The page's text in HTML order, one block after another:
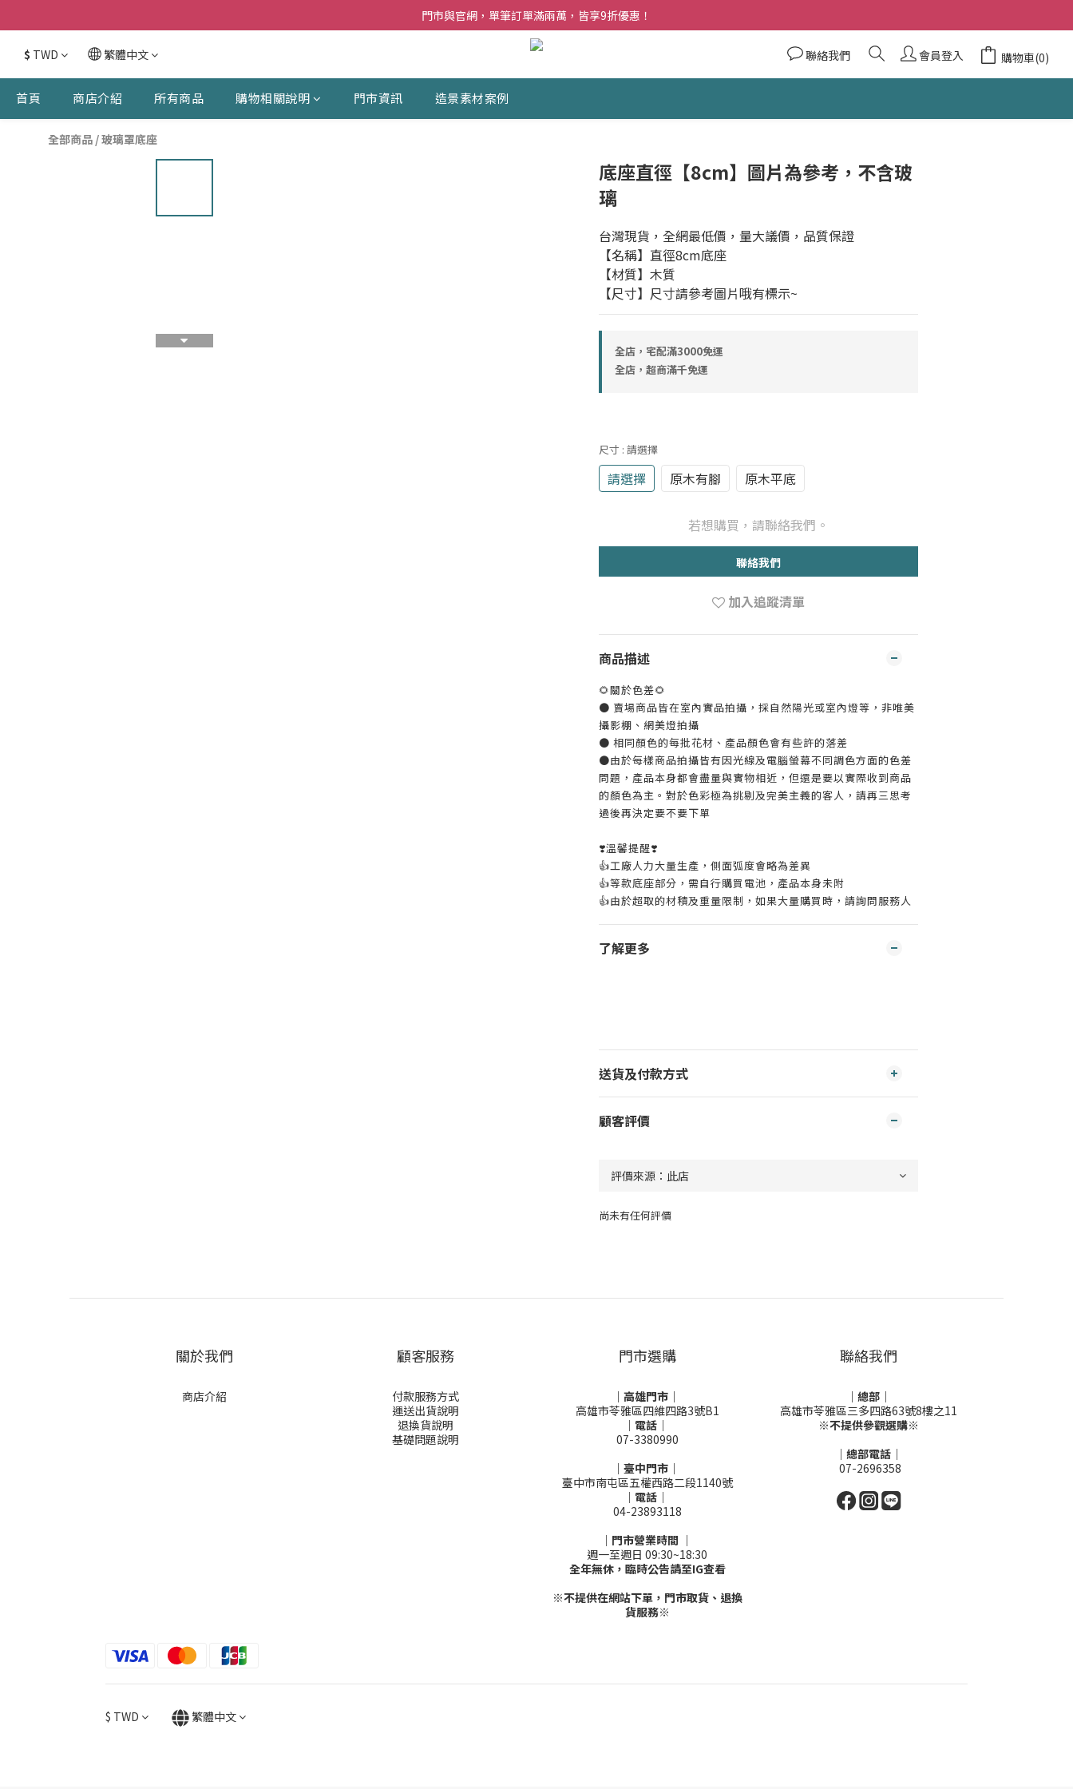
夏日購花福利．消費不限金額【贈】乾燥玫瑰乙束
門市與官網，單筆訂單滿兩萬，皆享9折優惠！
夏日購花福利．消費不限金額【贈】乾燥玫瑰乙束
$ TWD 繁體中文 聯絡我們 會員登入 購物車(0)
首頁 商店介紹 所有商品 購物相關說明 門市資訊 造景素材案例
全部商品 /玻璃罩底座
底座直徑【8cm】圖片為參考，不含玻
璃
台灣現貨，全網最低價，量大議價，品質保證
【名稱】直徑8cm底座
【材質】木質
【尺寸】尺寸請參考圖片哦有標示~
全店，宅配滿3000免運
全店，超商滿千免運
尺寸 : 請選擇
請選擇 原木有腳 原木平底
若想購買，請聯絡我們。
聯絡我們
加入追蹤清單
商品描述
🌻關於色差🌻
● 賣場商品皆在室內實品拍攝，採自然陽光或室內燈等，非唯美
攝影棚、網美燈拍攝
● 相同顏色的每批花材、產品顏色會有些許的落差
●由於每樣商品拍攝皆有因光線及電腦螢幕不同調色方面的色差
問題，產品本身都會盡量與實物相近，但還是要以實際收到商品
的顏色為主。對於色彩極為挑剔及完美主義的客人，請再三思考
過後再決定要不要下單
❣️溫馨提醒❣️
👍️工廠人力大量生產，側面弧度會略為差異
👍️等款底座部分，需自行購買電池，產品本身未附
👍️由於超取的材積及重量限制，如果大量購買時，請詢問服務人
了解更多
送貨及付款方式
顧客評價
尚未有任何評價
關於我們
商店介紹
顧客服務
付款服務方式
運送出貨說明
退換貨說明
基礎問題說明
門市選購
｜高雄門市｜
高雄市苓雅區四維四路3號B1
｜電話｜
07-3380990
｜臺中門市｜
臺中市南屯區五權西路二段1140號
｜電話｜
04-23893118
｜門市營業時間 ｜
週一至週日 09:30~18:30
全年無休，臨時公告請至IG查看
※不提供在網站下單，門市取貨、退換
貨服務※
聯絡我們
｜總部｜
高雄市苓雅區三多四路63號8樓之11
※不提供參觀選購※
｜總部電話｜
07-2696358
$ TWD 繁體中文